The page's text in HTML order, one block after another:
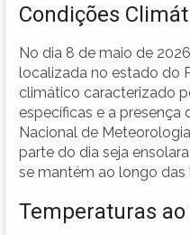
Condições
No dia 8 de maio de
localizada no estado do
climático caracterizado
específicas e a presença
Nacional de
parte do dia seja
se mantém ao longo das
Temperaturas